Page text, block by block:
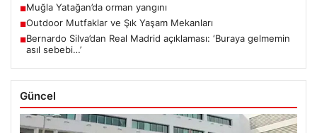
■Muğla Yatağan’da orman yangını
■Outdoor Mutfaklar ve Şık Yaşam Mekanları
■Bernardo Silva’dan Real Madrid açıklaması: ‘Buraya gelmemin
asıl sebebi…’
Güncel